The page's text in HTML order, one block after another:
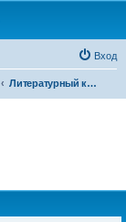
Вход
Литературный кружок